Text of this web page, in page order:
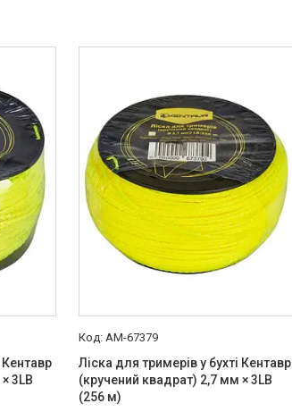
Кентавр
3LB
AM-67379
Ліска для тримерів у бухті Кентавр
(кручений квадрат) 2,7 мм × 3LB
(256 м)